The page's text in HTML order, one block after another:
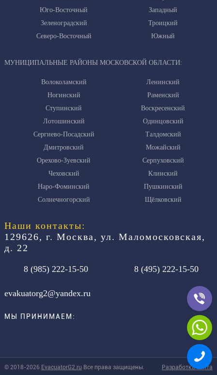
Юго-Восточный
Западный
Зеленоградский
Троицкий
Северо-Восточный
Южный
МУНИЦИПАЛЬНЫЕ РАЙОНЫ МОСКОВСКОЙ ОБЛАСТИ:
Волоколамский
Ленинский
Ногинский
Раменский
Ступинский
Воскресенский
Лотошинский
Одинцовский
Сергиево-Посадский
Талдомский
Дмитровский
Можайский
Орехово-Зуевский
Серпуховский
Чеховский
Клинский
Наро-Фоминский
Пушкинский
Солнечногорский
Щёлковский
Наши контакты:
129626, г. Москва, ул. Маломосковская,
д. 22
8 (985) 222-15-50 8 (495) 222-15-50
evakuatorg2@yandex.ru
МЫ ПРИНИМАЕМ:
© 2018-2026 EvacuatorG2.ru Все права защищены. Разработка сайта